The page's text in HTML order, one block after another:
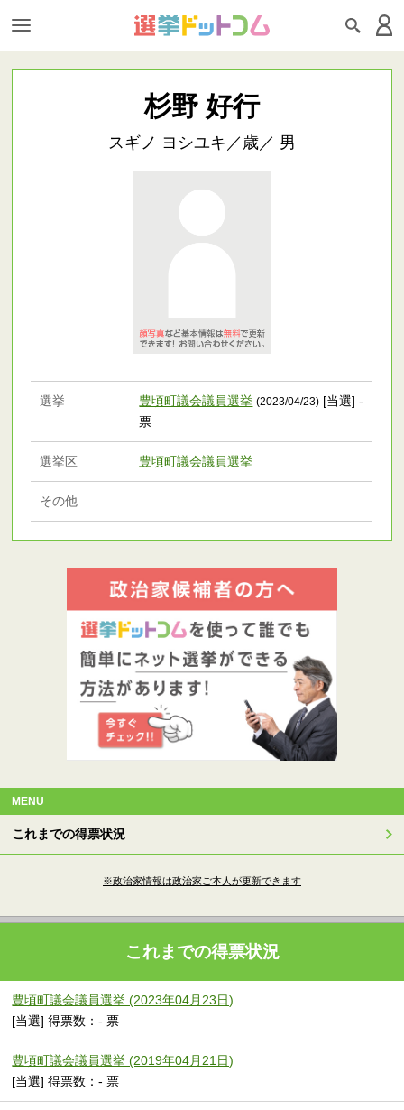
杉野 好行
スギノ ヨシユキ／歳／ 男
選挙 豊頃町議会議員選挙 (2023/04/23) [当選] -
票
選挙区 豊頃町議会議員選挙
その他
MENU
これまでの得票状況
※政治家情報は政治家ご本人が更新できます
これまでの得票状況
豊頃町議会議員選挙 (2023年04月23日)
[当選] 得票数：- 票
豊頃町議会議員選挙 (2019年04月21日)
[当選] 得票数：- 票